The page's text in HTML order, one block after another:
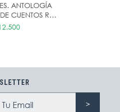
ANTOLOGÍA
CUENTOS RE-